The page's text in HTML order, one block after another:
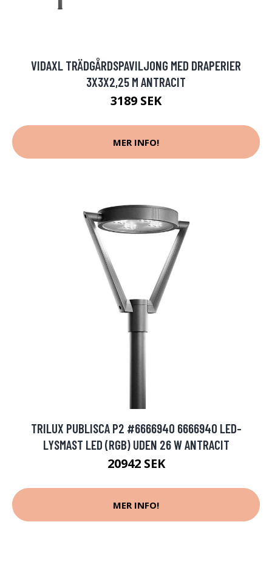
VIDAXL TRÄDGÅRDSPAVILJONG MED DRAPERIER
3X3X2,25 M ANTRACIT
3189 SEK
MER INFO!
TRILUX PUBLISCA P2 #6666940 6666940 LED-
LYSMAST LED (RGB) UDEN 26 W ANTRACIT
20942 SEK
MER INFO!